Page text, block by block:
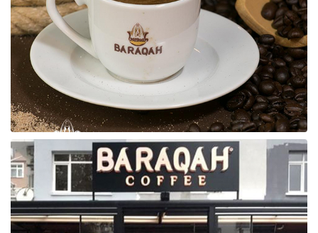
Raf ve Depo Sistemleri
Reklam - Tanıtım - PR ve İnternet
Seyahat - Rent A Car
Tabela - Dijital Baskı